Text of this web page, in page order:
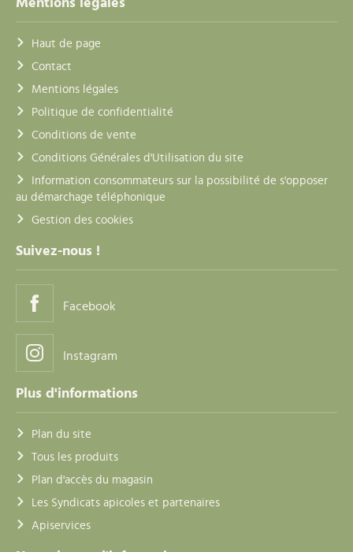
Mentions légales
Haut de page
Contact
Mentions légales
Politique de confidentialité
Conditions de vente
Conditions Générales d'Utilisation du site
Information consommateurs sur la possibilité de s'opposer
au démarchage téléphonique
Gestion des cookies
Suivez-nous !
Facebook
Instagram
Plus d'informations
Plan du site
Tous les produits
Plan d'accès du magasin
Les Syndicats apicoles et partenaires
Apiservices